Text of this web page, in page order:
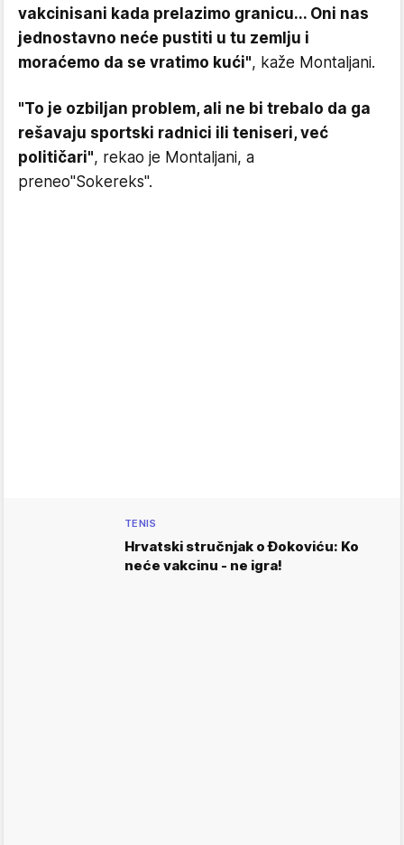
vakcinisani kada prelazimo granicu... Oni nas
jednostavno neće pustiti u tu zemlju i
moraćemo da se vratimo kući", kaže Montaljani.
"To je ozbiljan problem, ali ne bi trebalo da ga
rešavaju sportski radnici ili teniseri, već
političari", rekao je Montaljani, a
preneo"Sokereks".
TENIS
Hrvatski stručnjak o Đokoviću: Ko
neće vakcinu - ne igra!